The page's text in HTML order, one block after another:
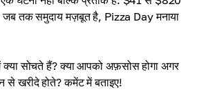
तक समुदाय मज़बूत है, Pizza Day मनाया
सोचते हैं? क्या आपको अफ़सोस होगा अगर
से खरीदे होते? कमेंट में बताइए!